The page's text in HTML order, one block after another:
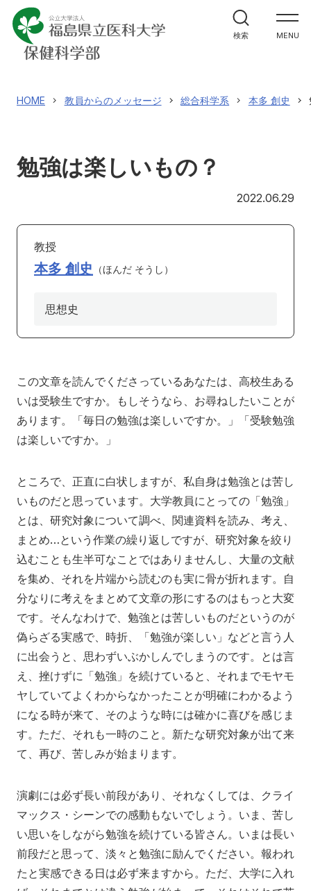
MENU
学部案内
学科紹介
大学院案内
教員メッセージ
施設紹介
入試情報
対象者別
地域の方へ 来院の方（診療）へ
入学希望の方へ
卒業生の方へ 教職員の方へ
教職員募集（採用情報） 取材・撮影申し込み
検索
HOME 教員からのメッセージ 総合科学系 本多 創史
勉強は楽しいもの？
2022.06.29
教授
本多 創史 ほんだ そうし
思想史
この文章を読んでくださっているあなたは、高校生ある
いは受験生ですか。もしそうなら、お尋ねしたいことが
あります。「毎日の勉強は楽しいですか。」「受験勉強
は楽しいですか。」
ところで、正直に白状しますが、私自身は勉強とは苦し
いものだと思っています。大学教員にとっての「勉強」
とは、研究対象について調べ、関連資料を読み、考え、
まとめ…という作業の繰り返しですが、研究対象を絞り
込むことも生半可なことではありませんし、大量の文献
を集め、それを片端から読むのも実に骨が折れます。自
分なりに考えをまとめて文章の形にするのはもっと大変
です。そんなわけで、勉強とは苦しいものだというのが
偽らざる実感で、時折、「勉強が楽しい」などと言う人
に出会うと、思わずいぶかしんでしまうのです。とは言
え、挫けずに「勉強」を続けていると、それまでモヤモ
ヤしていてよくわからなかったことが明確にわかるよう
になる時が来て、そのような時には確かに喜びを感じま
す。ただ、それも一時のこと。新たな研究対象が出て来
て、再び、苦しみが始まります。
演劇には必ず長い前段があり、それなくしては、クライ
マックス・シーンでの感動もないでしょう。いま、苦し
い思いをしながら勉強を続けている皆さん。いまは長い
前段だと思って、淡々と勉強に励んでください。報われ
たと実感できる日は必ず来ますから。ただ、大学に入れ